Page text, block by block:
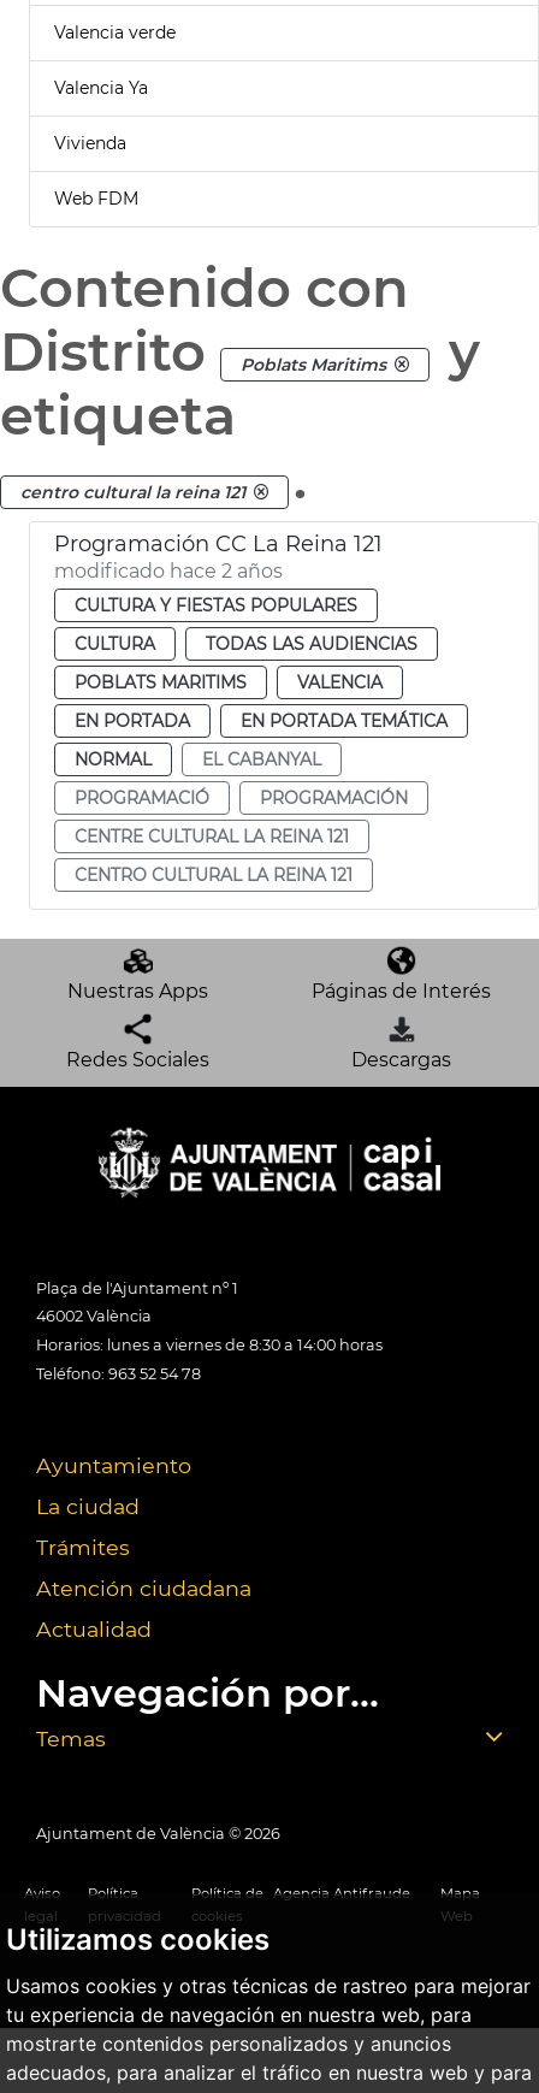
Utilizamos cookies
Usamos cookies y otras técnicas de rastreo para mejorar
tu experiencia de navegación en nuestra web, para
mostrarte contenidos personalizados y anuncios
adecuados, para analizar el tráfico en nuestra web y para
Valencia verde
Valencia Ya
Vivienda
Web FDM
Contenido con
Distrito
Poblats Maritims
y
etiqueta
centro cultural la reina 121 .
Programación CC La Reina 121
modificado hace 2 años
CULTURA Y FIESTAS POPULARES
CULTURA
TODAS LAS AUDIENCIAS
POBLATS MARITIMS
VALENCIA
EN PORTADA
EN PORTADA TEMÁTICA
NORMAL
EL CABANYAL
PROGRAMACIÓ
PROGRAMACIÓN
CENTRE CULTURAL LA REINA 121
CENTRO CULTURAL LA REINA 121
Nuestras Apps Páginas de Interés
Redes Sociales Descargas
Plaça de l'Ajuntament nº 1
46002 València
Horarios: lunes a viernes de 8:30 a 14:00 horas
Teléfono: 963 52 54 78
Ayuntamiento
La ciudad
Trámites
Atención ciudadana
Actualidad
Navegación por...
Temas
Ajuntament de València © 2026
Aviso
legal
Política
privacidad
Política de
cookies
Agencia Antifraude
Mapa
Web